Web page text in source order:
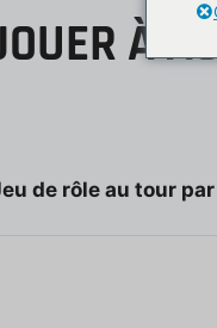
À
de rôle au tour